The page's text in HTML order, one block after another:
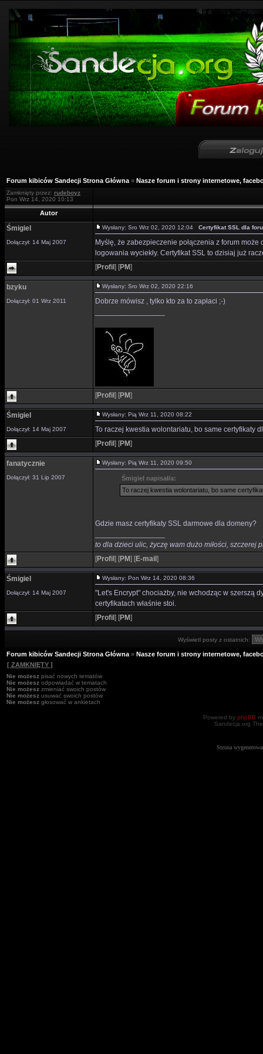
Forum kibiców Sandecji Strona Główna » Nasze forum i strony internetowe,
Zamknięty przez: rudeboyz
Pon Wrz 14, 2020 10:13
Autor
Śmigiel
Dołączył: 14 Maj 2007
Wysłany: Sro Wrz 02, 2020 12:04 Certyfikat SSL dla
Myślę, że zabezpieczenie połączenia z forum
logowania wyciekły. Certyfikat SSL to dzisiaj już
[Profil ] [PM]
bzyku
Dołączył: 01 Wrz 2011
Wysłany: Sro Wrz 02, 2020 22:16
Dobrze mówisz , tylko kto za to zapłaci ;-)
[Profil ] [PM]
Śmigiel
Dołączył: 14 Maj 2007
Wysłany: Pią Wrz 11, 2020 08:22
To raczej kwestia wolontariatu, bo same certyfikaty
[Profil ] [PM]
fanatycznie
Dołączył: 31 Lip 2007
Wysłany: Pią Wrz 11, 2020 09:50
Śmigiel napisał/a:
To raczej kwestia wolontariatu, bo same
Gdzie masz certyfikaty SSL darmowe dla domeny?
to dla dzieci ulic, życzę wam dużo miłości, szczerej
[Profil ] [PM] [E-mail ]
Śmigiel
Dołączył: 14 Maj 2007
Wysłany: Pon Wrz 14, 2020 08:36
"Let's Encrypt" chociażby, nie wchodząc w szerszą
certyfikatach właśnie stoi.
[Profil ] [PM]
Wyświetl posty z ostatnich:
Forum kibiców Sandecji Strona Główna » Nasze forum i strony internetowe,
[ ZAMKNIĘTY ]
Nie możesz pisać nowych tematów
Nie możesz odpowiadać w tematach
Nie możesz zmieniać swoich postów
Nie możesz usuwać swoich postów
Nie możesz głosować w ankietach
Powered by phpBB
Sandecja.org
Strona